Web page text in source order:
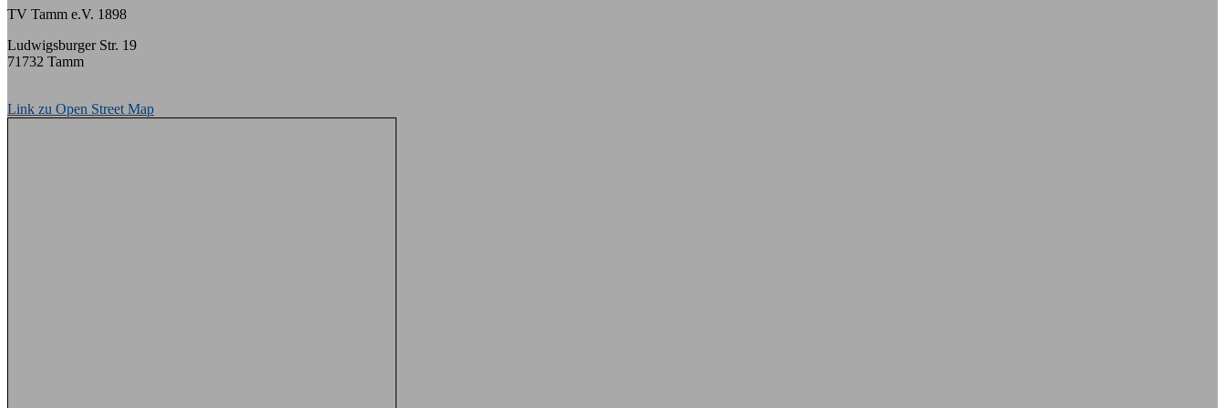
TV Tamm e.V. 1898
Ludwigsburger Str. 19
71732 Tamm
Link zu Open Street Map